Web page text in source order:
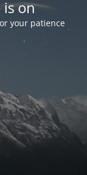
on
your patience!